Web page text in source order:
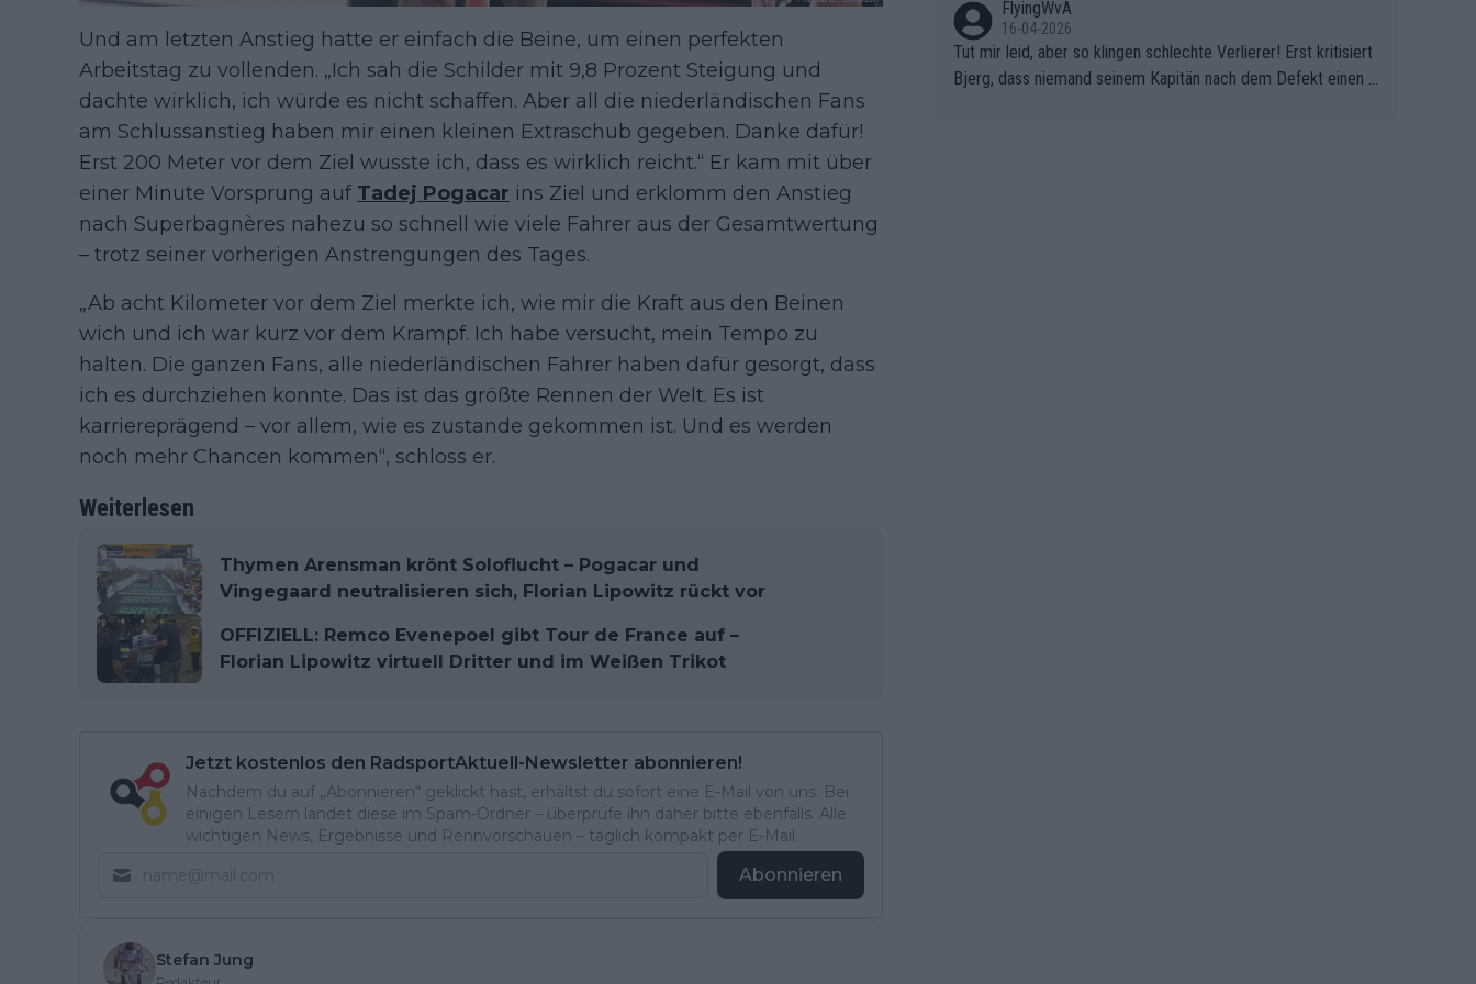
Und am letzten Anstieg hatte er einfach die Beine, um einen perfekten
Arbeitstag zu vollenden. „Ich sah die Schilder mit 9,8 Prozent Steigung und
dachte wirklich, ich würde es nicht schaffen. Aber all die niederländischen Fans
am Schlussanstieg haben mir einen kleinen Extraschub gegeben. Danke dafür!
Erst 200 Meter vor dem Ziel wusste ich, dass es wirklich reicht.“ Er kam mit über
einer Minute Vorsprung auf Tadej Pogacar ins Ziel und erklomm den Anstieg
nach Superbagnères nahezu so schnell wie viele Fahrer aus der Gesamtwertung
– trotz seiner vorherigen Anstrengungen des Tages.
„Ab acht Kilometer vor dem Ziel merkte ich, wie mir die Kraft aus den Beinen
wich und ich war kurz vor dem Krampf. Ich habe versucht, mein Tempo zu
halten. Die ganzen Fans, alle niederländischen Fahrer haben dafür gesorgt, dass
ich es durchziehen konnte. Das ist das größte Rennen der Welt. Es ist
karriereprägend – vor allem, wie es zustande gekommen ist. Und es werden
noch mehr Chancen kommen“, schloss er.
Weiterlesen
Thymen Arensman krönt Soloflucht – Pogacar und
Vingegaard neutralisieren sich, Florian Lipowitz rückt vor
OFFIZIELL: Remco Evenepoel gibt Tour de France auf –
Florian Lipowitz virtuell Dritter und im Weißen Trikot
Jetzt kostenlos den RadsportAktuell-Newsletter abonnieren!
Nachdem du auf „Abonnieren“ geklickt hast, erhältst du sofort eine E-Mail von uns. Bei
einigen Lesern landet diese im Spam-Ordner – überprüfe ihn daher bitte ebenfalls. Alle
wichtigen News, Ergebnisse und Rennvorschauen – täglich kompakt per E-Mail.
Abonnieren
Stefan Jung
FlyingWvA
16-04-2026
Tut mir leid, aber so klingen schlechte Verlierer! Erst kritisiert
Bjerg, dass niemand seinem Kapitän nach dem Defekt einen r